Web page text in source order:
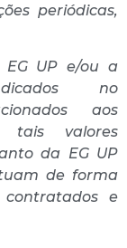
periódicas,
UP e/ou a
no
aos
tais valores
da EG UP
de forma
e